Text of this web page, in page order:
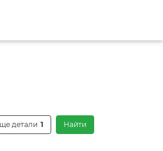
детали 1 Найти